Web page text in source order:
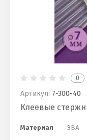
0
Артикул: 7-300-40
Клеевые
Материал ЭВА